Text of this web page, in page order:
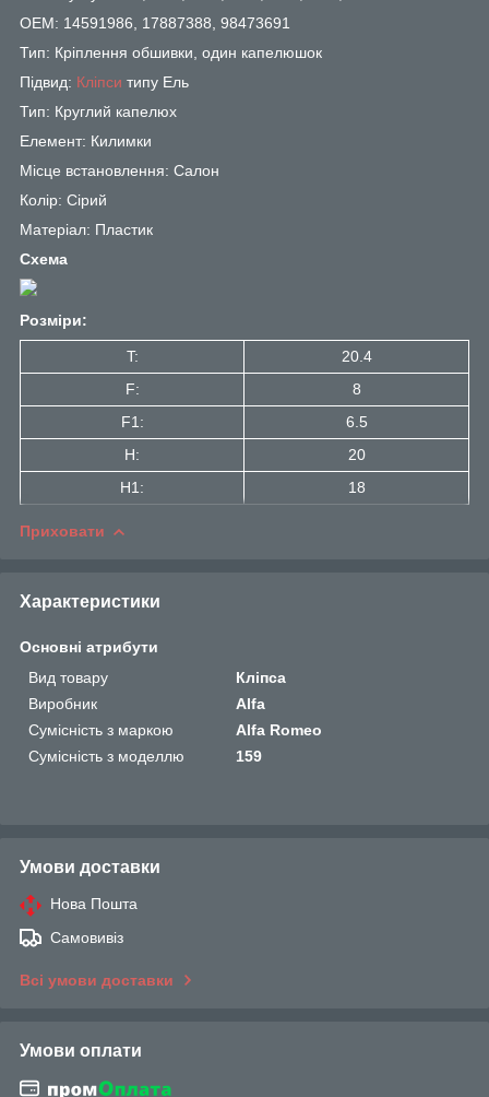
OEM: 14591986, 17887388, 98473691
Тип: Кріплення обшивки, один капелюшок
Підвид: Кліпси типу Ель
Тип: Круглий капелюх
Елемент: Килимки
Місце встановлення: Салон
Колір: Сірий
Матеріал: Пластик
Схема
Розміри:
T:
20.4
F:
8
F1:
6.5
H:
20
H1:
18
Приховати
Характеристики
Основні атрибути
Вид товару
Кліпса
Виробник
Alfa
Сумісність з маркою
Alfa Romeo
Сумісність з моделлю
159
Умови доставки
Нова Пошта
Самовивіз
Всі умови доставки
Умови оплати